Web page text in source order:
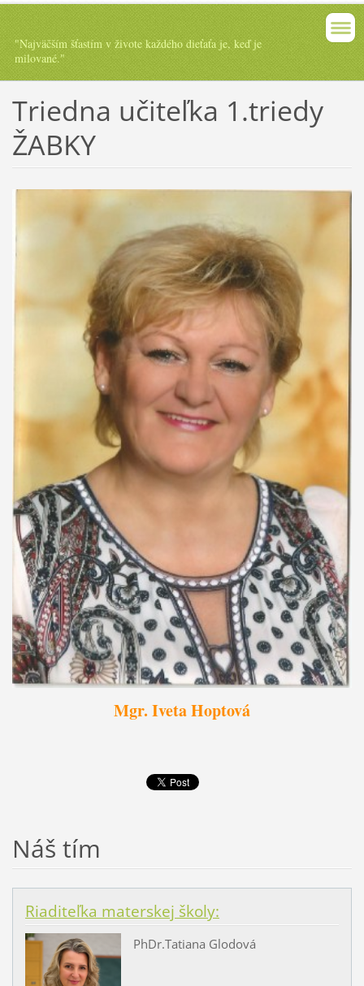
"Najväčším šťastím v živote každého dieťaťa je, keď je
milované."
Triedna učiteľka 1.triedy
ŽABKY
Mgr. Iveta Hoptová
Náš tím
Riaditeľka materskej školy:
PhDr.Tatiana Glodová